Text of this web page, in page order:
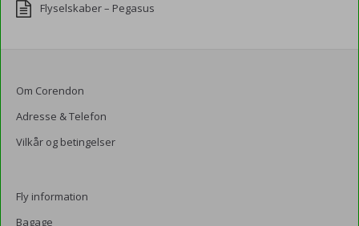
Flyselskaber – Pegasus
Om Corendon
Adresse & Telefon
Vilkår og betingelser
Fly information
Bagage